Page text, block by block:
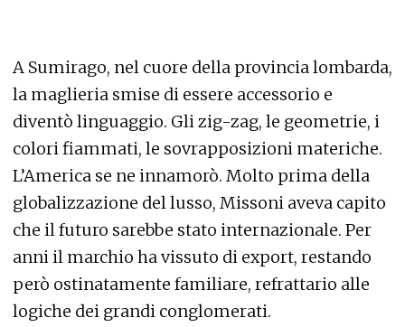
A Sumirago, nel cuore della provincia lombarda,
la maglieria smise di essere accessorio e
diventò linguaggio. Gli zig-zag, le geometrie, i
colori fiammati, le sovrapposizioni materiche.
L’America se ne innamorò. Molto prima della
globalizzazione del lusso, Missoni aveva capito
che il futuro sarebbe stato internazionale. Per
anni il marchio ha vissuto di export, restando
però ostinatamente familiare, refrattario alle
logiche dei grandi conglomerati.